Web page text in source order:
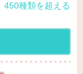
450種類を超える